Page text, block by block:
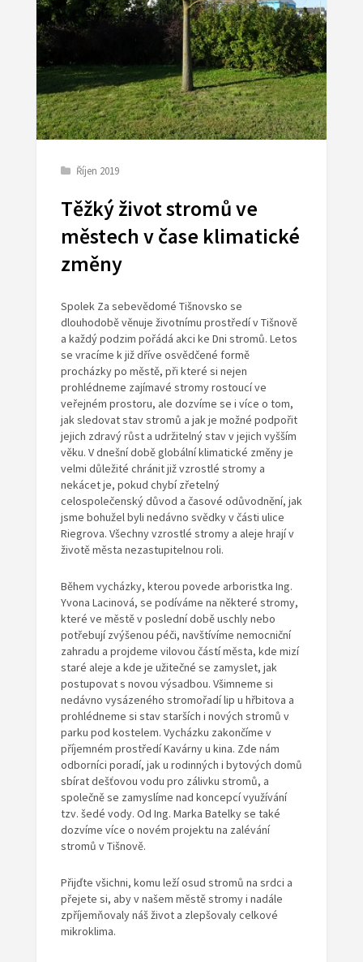
Říjen 2019
Těžký život stromů ve
městech v čase klimatické
změny
Spolek Za sebevědomé Tišnovsko se
dlouhodobě věnuje životnímu prostředí v Tišnově
a každý podzim pořádá akci ke Dni stromů. Letos
se vracíme k již dříve osvědčené formě
procházky po městě, při které si nejen
prohlédneme zajímavé stromy rostoucí ve
veřejném prostoru, ale dozvíme se i více o tom,
jak sledovat stav stromů a jak je možné podpořit
jejich zdravý růst a udržitelný stav v jejich vyšším
věku. V dnešní době globální klimatické změny je
velmi důležité chránit již vzrostlé stromy a
nekácet je, pokud chybí zřetelný
celospolečenský důvod a časové odůvodnění, jak
jsme bohužel byli nedávno svědky v části ulice
Riegrova. Všechny vzrostlé stromy a aleje hrají v
životě města nezastupitelnou roli.
Během vycházky, kterou povede arboristka Ing.
Yvona Lacinová, se podíváme na některé stromy,
které ve městě v poslední době uschly nebo
potřebují zvýšenou péči, navštívíme nemocniční
zahradu a projdeme vilovou částí města, kde mizí
staré aleje a kde je užitečné se zamyslet, jak
postupovat s novou výsadbou. Všimneme si
nedávno vysázeného stromořadí lip u hřbitova a
prohlédneme si stav starších i nových stromů v
parku pod kostelem. Vycházku zakončíme v
příjemném prostředí Kavárny u kina. Zde nám
odborníci poradí, jak u rodinných i bytových domů
sbírat dešťovou vodu pro zálivku stromů, a
společně se zamyslíme nad koncepcí využívání
tzv. šedé vody. Od Ing. Marka Batelky se také
dozvíme více o novém projektu na zalévání
stromů v Tišnově.
Přijďte všichni, komu leží osud stromů na srdci a
přejete si, aby v našem městě stromy i nadále
zpříjemňovaly náš život a zlepšovaly celkové
mikroklima.